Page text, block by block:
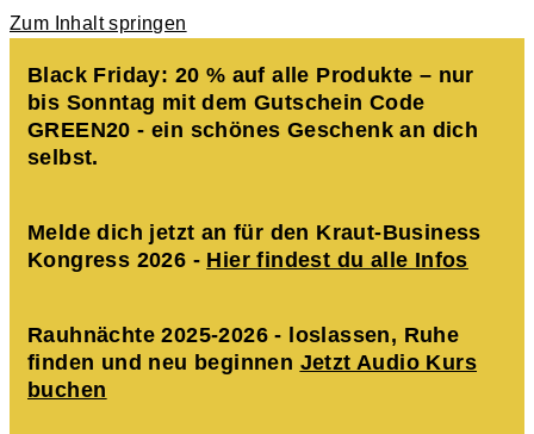
Zum Inhalt springen
Black Friday: 20 % auf alle Produkte – nur
bis Sonntag mit dem Gutschein Code
GREEN20 - ein schönes Geschenk an dich
selbst.
Melde dich jetzt an für den Kraut-Business
Kongress 2026 - Hier findest du alle Infos
Rauhnächte 2025-2026 - loslassen, Ruhe
finden und neu beginnen Jetzt Audio Kurs
buchen